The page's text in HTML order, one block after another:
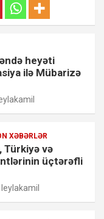
heyəti
ilə Mübarizə
XƏBƏRLƏR
Türkiyə və
üçtərəfli
leylakamil